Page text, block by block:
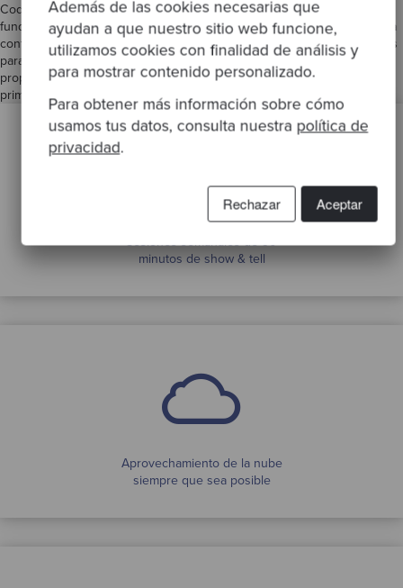
Además de las cookies necesarias que
ayudan a que nuestro sitio web funcione,
utilizamos cookies con finalidad de análisis y
para mostrar contenido personalizado.
Para obtener más información sobre cómo
usamos tus datos, consulta nuestra política de
privacidad.
Aceptar
Rechazar
Codurance se comprometió con Roche a desempeñar un papel
fundamental en el éxito de la modernización de su solución de entrega
continua, proporcionando los conocimientos especializados necesarios
para entregar e implementar su visión. Creamos un marco inicial de la
propuesta mientras considerábamos el proyecto que querían migrar
primero.
Sesiones semanales de 90
minutos de show & tell
Aprovechamiento de la nube
siempre que sea posible